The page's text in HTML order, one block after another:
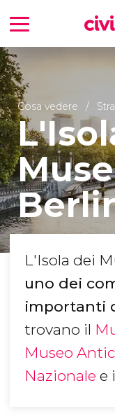
Cosa vedere
L'Isola dei
uno dei
importanti
trovano il
Museo
Nazionale e